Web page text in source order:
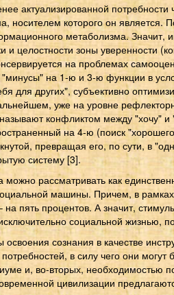
актуализированной
которого он является.
метаболизма.
целостности зоны уверенности
на проблемах
на 1-ю и 3-ю функции в
для других", субъективно
уже на уровне
конфликтом между
на 4-ю (поиск
превращая его, по сути, в
систему [3].
рассматривать как
машины. Причем, в
пять процентов. А значит,
социальной жизнью,
сознания в качестве
в силу чего они
и, во-вторых, необходимостью
цивилизации